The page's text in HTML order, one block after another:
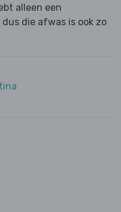
alleen een
die afwas is ook zo